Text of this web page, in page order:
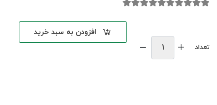
تعداد
افزودن به سبد خرید